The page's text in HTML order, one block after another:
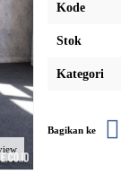
Kode
Stok
Kategori
Bagikan ke